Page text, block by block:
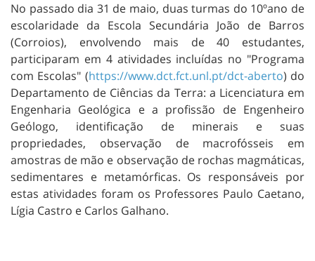
No passado dia 31 de maio, duas turmas do 10ºano de
escolaridade da Escola Secundária João de Barros
(Corroios), envolvendo mais de 40 estudantes,
participaram em 4 atividades incluídas no "Programa
com Escolas" (https://www.dct.fct.unl.pt/dct-aberto) do
Departamento de Ciências da Terra: a Licenciatura em
Engenharia Geológica e a profissão de Engenheiro
Geólogo, identificação de minerais e suas
propriedades, observação de macrofósseis em
amostras de mão e observação de rochas magmáticas,
sedimentares e metamórficas. Os responsáveis por
estas atividades foram os Professores Paulo Caetano,
Lígia Castro e Carlos Galhano.